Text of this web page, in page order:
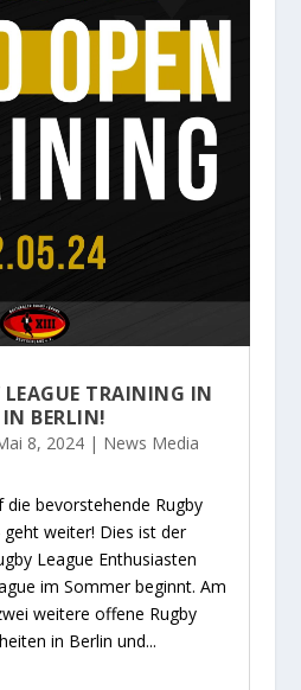
LEAGUE TRAINING IN
BERLIN!
8, 2024| News Media
die bevorstehende Rugby
weiter! Dies ist der
League Enthusiasten
im Sommer beginnt. Am
weitere offene Rugby
in Berlin und...